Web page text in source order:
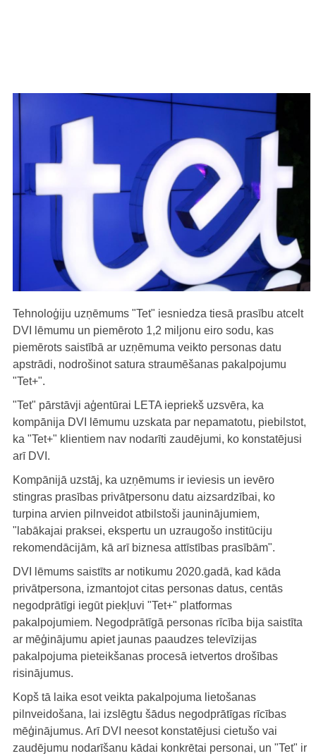
Tehnoloģiju uzņēmums "Tet" iesniedza tiesā prasību atcelt
DVI lēmumu un piemēroto 1,2 miljonu eiro sodu, kas
piemērots saistībā ar uzņēmuma veikto personas datu
apstrādi, nodrošinot satura straumēšanas pakalpojumu
"Tet+".
"Tet" pārstāvji aģentūrai LETA iepriekš uzsvēra, ka
kompānija DVI lēmumu uzskata par nepamatotu, piebilstot,
ka "Tet+" klientiem nav nodarīti zaudējumi, ko konstatējusi
arī DVI.
Kompānijā uzstāj, ka uzņēmums ir ieviesis un ievēro
stingras prasības privātpersonu datu aizsardzībai, ko
turpina arvien pilnveidot atbilstoši jauninājumiem,
"labākajai praksei, ekspertu un uzraugošo institūciju
rekomendācijām, kā arī biznesa attīstības prasībām".
DVI lēmums saistīts ar notikumu 2020.gadā, kad kāda
privātpersona, izmantojot citas personas datus, centās
negodprātīgi iegūt piekļuvi "Tet+" platformas
pakalpojumiem. Negodprātīgā personas rīcība bija saistīta
ar mēģinājumu apiet jaunas paaudzes televīzijas
pakalpojuma pieteikšanas procesā ietvertos drošības
risinājumus.
Kopš tā laika esot veikta pakalpojuma lietošanas
pilnveidošana, lai izslēgtu šādus negodprātīgas rīcības
mēģinājumus. Arī DVI neesot konstatējusi cietušo vai
zaudējumu nodarīšanu kādai konkrētai personai, un "Tet" ir